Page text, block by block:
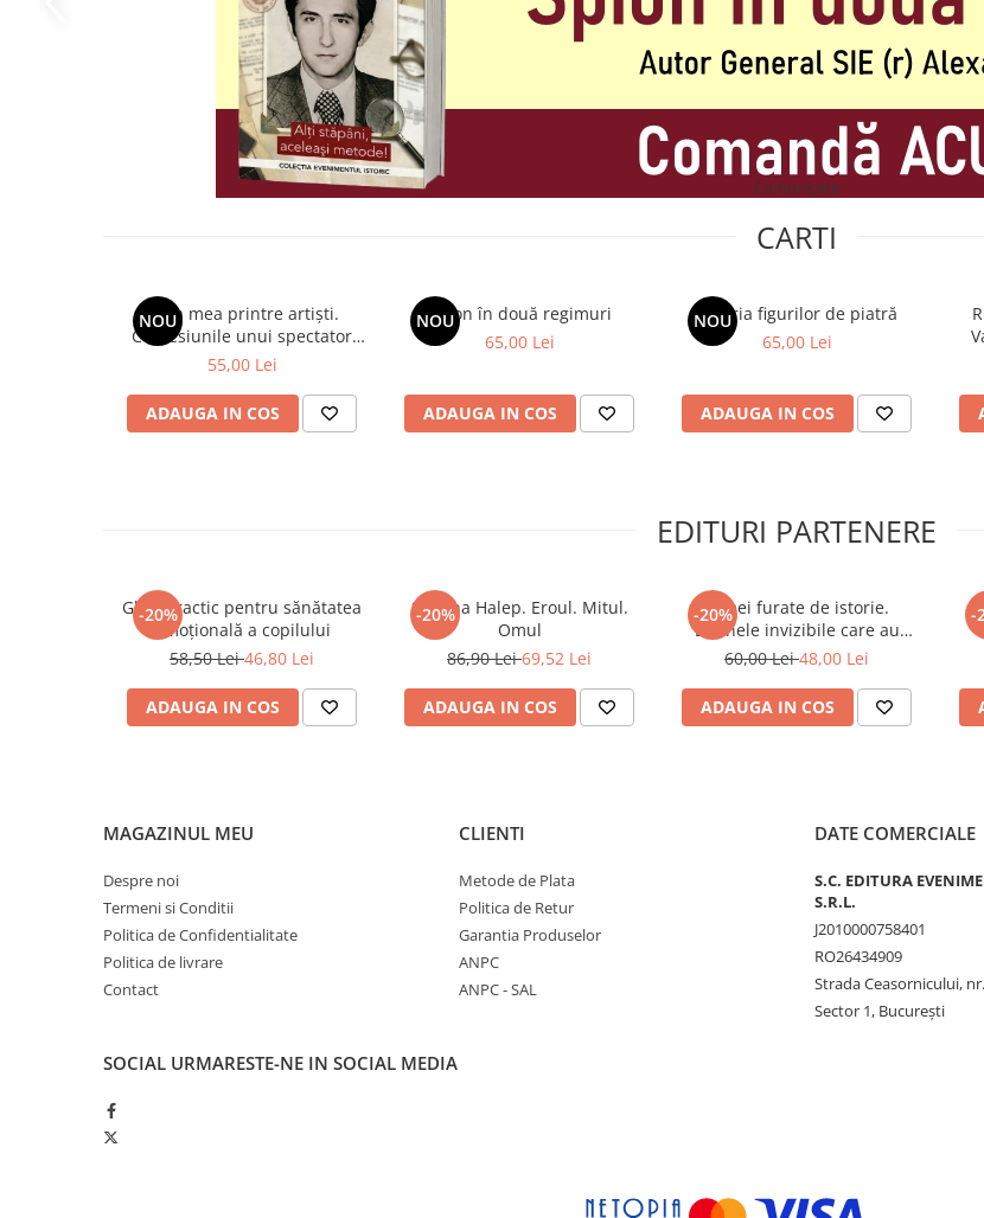
Comunicate
CARTI
NOU
Viața mea printre artiști.
Confesiunile unui spectator
fidel
55,00 Lei
ADAUGA IN COS
NOU
Spion în două regimuri
65,00 Lei
ADAUGA IN COS
NOU
Galeria figurilor de piatră
65,00 Lei
ADAUGA IN COS
EDITURI PARTENERE
-20%
Ghid practic pentru sănătatea
emoțională a copilului
58,50 Lei46,80 Lei
ADAUGA IN COS
-20%
Simona Halep. Eroul. Mitul.
Omul
86,90 Lei69,52 Lei
ADAUGA IN COS
-20%
Femei furate de istorie.
Eroinele invizibile care au
schimbat lumea
60,00 Lei48,00 Lei
ADAUGA IN COS
-
MAGAZINUL MEU
Despre noi
Termeni si Conditii
Politica de Confidentialitate
Politica de livrare
Contact
CLIENTI
Metode de Plata
Politica de Retur
Garantia Produselor
ANPC
ANPC - SAL
DATE COMERCIALE
S.C. EDITURA
S.R.L.
J2010000758401
RO26434909
Strada Ceasornicului,
Sector 1, Bucureşti
SOCIAL URMARESTE-NE IN SOCIAL MEDIA